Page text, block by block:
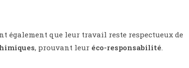
également que leur travail reste respectueux de
, prouvant leur éco-responsabilité